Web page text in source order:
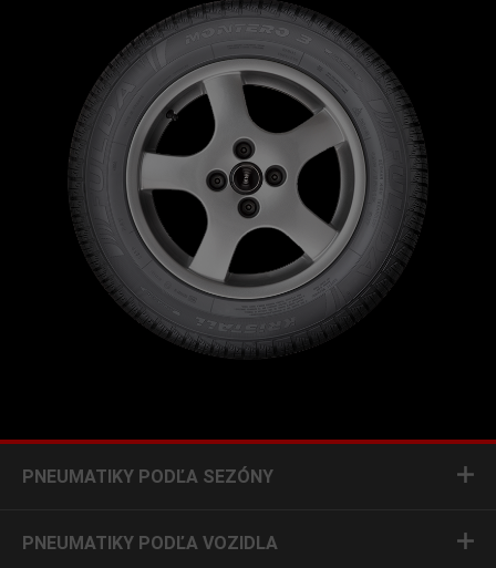
PNEUMATIKY PODĽA SEZÓNY
PNEUMATIKY PODĽA VOZIDLA